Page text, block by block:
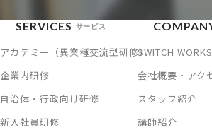
SERVICES サービス
アカデミー（異業種交流型研修）
企業内研修
自治体・行政向け研修
新入社員研修
SWITCH
会社概要・アク
スタッフ紹介
講師紹介